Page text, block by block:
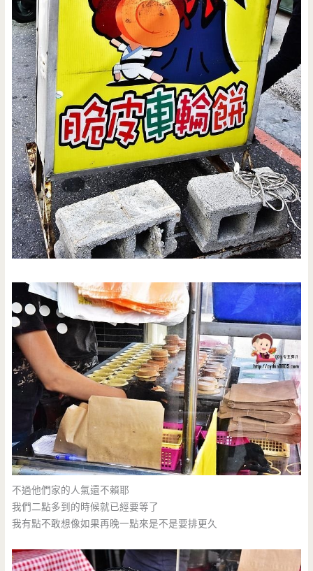
不過他們家的人氣還不賴耶
我們二點多到的時候就已經要等了
我有點不敢想像如果再晚一點來是不是要排更久